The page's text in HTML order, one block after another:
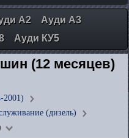
А2
Ауди А3
Ауди КУ5
(12 месяцев)
2001)
(дизель)